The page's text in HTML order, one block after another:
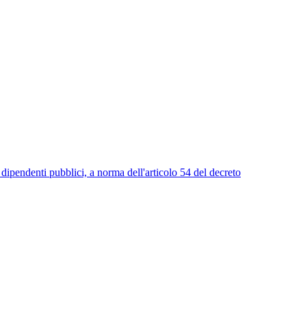
pubblici, a norma dell'articolo 54 del decreto